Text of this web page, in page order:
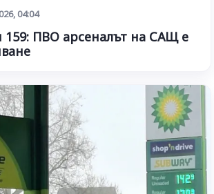
04:04
159: ПВО арсеналът на САЩ е